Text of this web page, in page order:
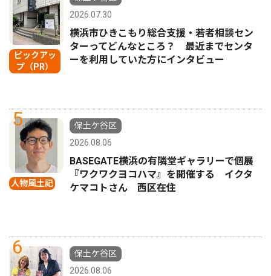
ピックアッ
プ（PR）
2026.07.30
横浜市ひきこもり総合支援・若者相談セン
ターってどんなところ？ 最近までセンタ
ーを利用していた方にインタビュー
5
人物風土記
保土ケ谷区
2026.08.06
BASEGATE横浜の有隣堂ギャラリーで個展
『ワクワクヨコハマ』を開催する イクタ
ケマコトさん 西区在住
6
保土ケ谷区
2026.08.06